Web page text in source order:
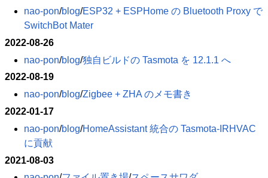
nao-pon​/blog​/ESP32 + ESPHome の Bluetooth Proxy で
SwitchBot Mater
2022-08-26
nao-pon​/blog​/独自ビルドの Tasmota を 12.1.1 へ
2022-08-19
nao-pon​/blog​/Zigbee + ZHA のメモ書き
2022-01-17
nao-pon​/blog​/HomeAssistant 統合の Tasmota-IRHVAC
に貢献
2021-08-03